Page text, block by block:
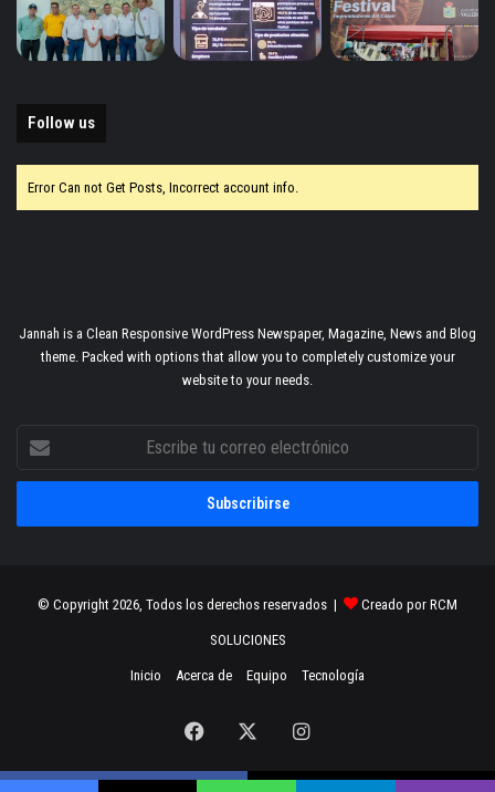
Follow us
Error Can not Get Posts, Incorrect account info.
Jannah is a Clean Responsive WordPress Newspaper, Magazine, News and Blog
theme. Packed with options that allow you to completely customize your
website to your needs.
Escribe
correo
© Copyright 2026, Todos los derechos reservados | Creado por RCM
SOLUCIONES
Inicio Acerca de Equipo Tecnología
Facebook Instagram